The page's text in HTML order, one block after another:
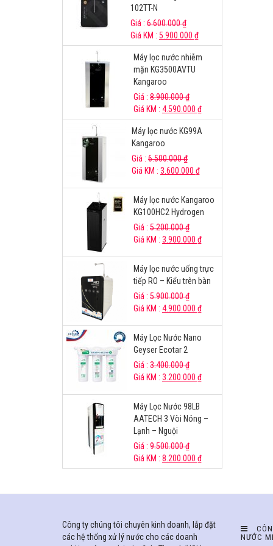
102TT-N
Giá : 6.600.000₫
Giá KM : 5.900.000 ₫
Máy lọc nước nhiễm
mặn KG3500AVTU
Kangaroo
Giá : 8.900.000₫
Giá KM : 4.590.000 ₫
Máy lọc nước KG99A
Kangaroo
Giá : 6.500.000₫
Giá KM : 3.600.000 ₫
Máy lọc nước Kangaroo
KG100HC2 Hydrogen
Giá : 5.200.000₫
Giá KM : 3.900.000 ₫
Máy lọc nước uống trực
tiếp RO – Kiểu trên bàn
Giá : 5.900.000₫
Giá KM : 4.900.000 ₫
Máy Lọc Nước Nano
Geyser Ecotar 2
Giá : 3.400.000₫
Giá KM : 3.200.000 ₫
Máy Lọc Nước 98LB
AATECH 3 Vòi Nóng –
Lạnh – Nguội
Giá : 9.500.000₫
Giá KM : 8.200.000 ₫
Công ty chúng tôi chuyên kinh doanh, lắp đặt
các hệ thống xử lý nước cho các doanh
NƯỚC